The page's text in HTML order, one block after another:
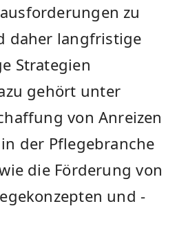
zu
daher langfristige
Strategien
gehört ⁢unter
‍von Anreizen
der Pflegebranche
die Förderung ⁤von
und⁤ -